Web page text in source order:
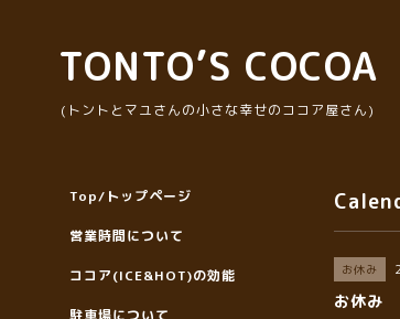
TONTO’S COCOA
(トントとマユさんの小さな幸せのココア屋さん)
お休み
お休み
Top/トップページ
営業時間について
ココア(ICE&HOT)の効能
駐車場について